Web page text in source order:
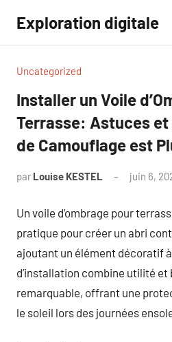
contenu
Exploration digitale
Uncategorized
Installer un Voile
Terrasse: Astuces et
de Camouflage est
par Louise KESTEL juin 6,
Un voile d’ombrage pour
pratique pour créer un abri
ajoutant un élément décoratif
d’installation combine utilité
remarquable, offrant une
le soleil lors des journées